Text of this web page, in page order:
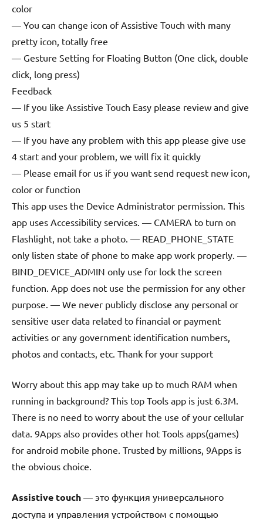
color
— You can change icon of Assistive Touch with many
pretty icon, totally free
— Gesture Setting for Floating Button (One click, double
click, long press)
Feedback
— If you like Assistive Touch Easy please review and give
us 5 start
— If you have any problem with this app please give use
4 start and your problem, we will fix it quickly
— Please email for us if you want send request new icon,
color or function
This app uses the Device Administrator permission. This
app uses Accessibility services. — CAMERA to turn on
Flashlight, not take a photo. — READ_PHONE_STATE
only listen state of phone to make app work properly. —
BIND_DEVICE_ADMIN only use for lock the screen
function. App does not use the permission for any other
purpose. — We never publicly disclose any personal or
sensitive user data related to financial or payment
activities or any government identification numbers,
photos and contacts, etc. Thank for your support
Worry about this app may take up to much RAM when
running in background? This top Tools app is just 6.3M.
There is no need to worry about the use of your cellular
data. 9Apps also provides other hot Tools apps(games)
for android mobile phone. Trusted by millions, 9Apps is
the obvious choice.
Assistive touch — это функция универсального
доступа и управления устройством с помощью